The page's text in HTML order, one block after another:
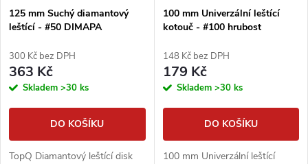
p
r
o
p
r
o
d
125 mm Suchý diamantový
leštící - #50 DIMAPA
300 Kč bez DPH
363 Kč
Skladem >30 ks
DO KOŠÍKU
TopQ Diamantový leštící disk
100 mm Univerzální leštící
kotouč - #100 hrubost
148 Kč bez DPH
179 Kč
Skladem >30 ks
DO KOŠÍKU
100 mm Univerzální leštící